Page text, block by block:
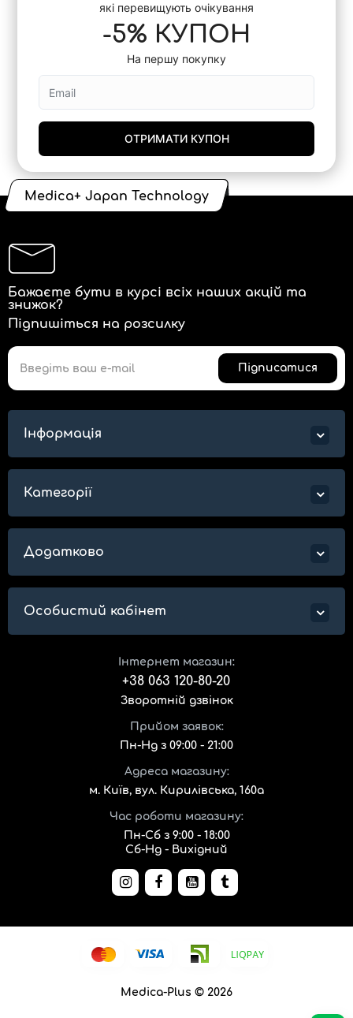
які перевищують очікування
-5% КУПОН
На першу покупку
ОТРИМАТИ КУПОН
Medica+ Japan Technology
Бажаєте бути в курсі всіх наших акцій та
знижок?
Підпишіться на розсилку
Підписатися
Інформація
Категорії
Додатково
Особистий кабінет
Інтернет магазин:
+38 063 120-80-20
Зворотній дзвінок
Прийом заявок:
Пн-Нд з 09:00 - 21:00
Адреса магазину:
м. Київ, вул. Кирилівська, 160а
Час роботи магазину:
Пн-Сб з 9:00 - 18:00
Сб-Нд - Вихідний
Medica-Plus © 2026